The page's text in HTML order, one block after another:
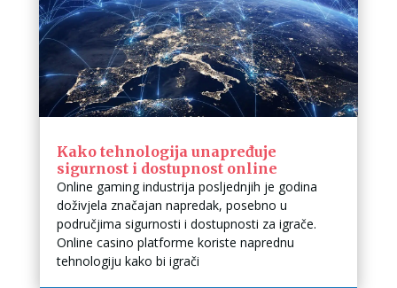
Kako tehnologija unapređuje
sigurnost i dostupnost online
Online gaming industrija posljednjih je godina
doživjela značajan napredak, posebno u
područjima sigurnosti i dostupnosti za igrače.
Online casino platforme koriste naprednu
tehnologiju kako bi igrači